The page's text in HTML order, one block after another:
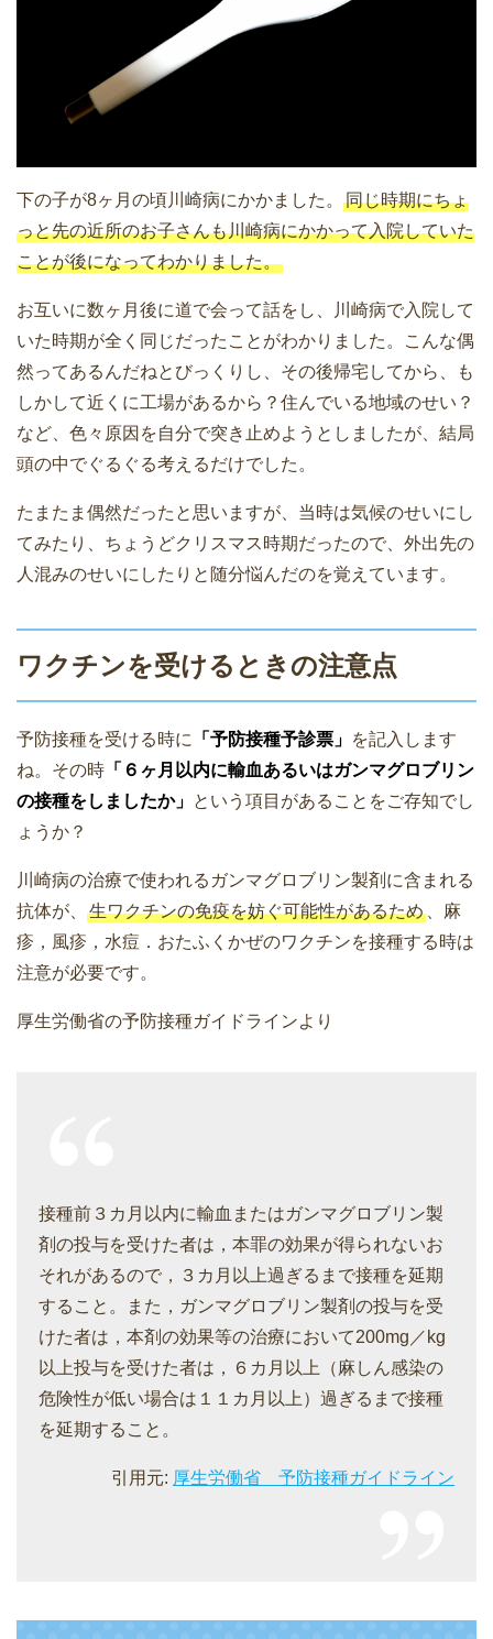
下の子が8ヶ月の頃川崎病にかかました。
同じ時期にちょ
っと先の近所のお子さんも川崎病にかかって入院していた
ことが後になってわかりました。
お互いに数ヶ月後に道で会って話をし、川崎病で入院して
いた時期が全く同じだったことがわかりました。こんな偶
然ってあるんだねとびっくりし、その後帰宅してから、も
しかして近くに工場があるから？住んでいる地域のせい？
など、色々原因を自分で突き止めようとしましたが、結局
頭の中でぐるぐる考えるだけでした。
たまたま偶然だったと思いますが、当時は気候のせいにし
てみたり、ちょうどクリスマス時期だったので、外出先の
人混みのせいにしたりと随分悩んだのを覚えています。
ワクチンを受けるときの注意点
予防接種を受ける時に 「予防接種予診票」 を記入します
ね。その時 「６ヶ月以内に輸血あるいはガンマグロブリン
の接種をしましたか」 という項目があることをご存知でし
ょうか？
川崎病の治療で使われるガンマグロブリン製剤に含まれる
抗体が、
生ワクチンの免疫を妨ぐ可能性があるため
、麻
疹，風疹，水痘．おたふくかぜのワクチンを接種する時は
注意が必要です。
厚生労働省の予防接種ガイドラインより
接種前３カ月以内に輸血またはガンマグロブリン製
剤の投与を受けた者は，本罪の効果が得られないお
それがあるので，３カ月以上過ぎるまで接種を延期
すること。また，ガンマグロブリン製剤の投与を受
けた者は，本剤の効果等の治療において200mg／kg
以上投与を受けた者は，６カ月以上（麻しん感染の
危険性が低い場合は１１カ月以上）過ぎるまで接種
を延期すること。
引用元: 厚生労働省 予防接種ガイドライン